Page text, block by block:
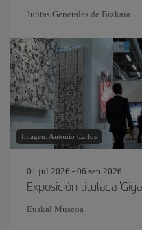
Juntas Generales de Bizkaia
Imagen: Antonio Carlos
01 jul 2026 - 06 sep 2026
Exposición titulada
Euskal Museoa